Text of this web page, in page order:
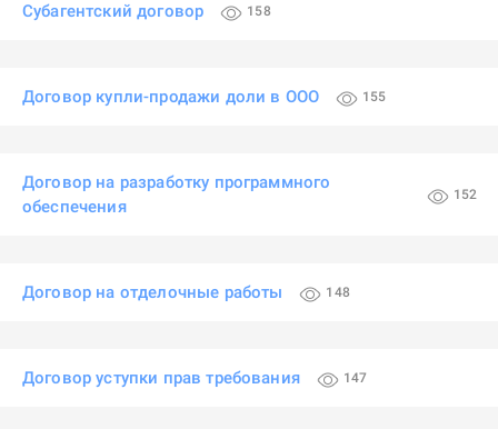
Субагентский договор 158
Договор купли-продажи доли в ООО 155
Договор на разработку программного
обеспечения
152
Договор на отделочные работы 148
Договор уступки прав требования 147